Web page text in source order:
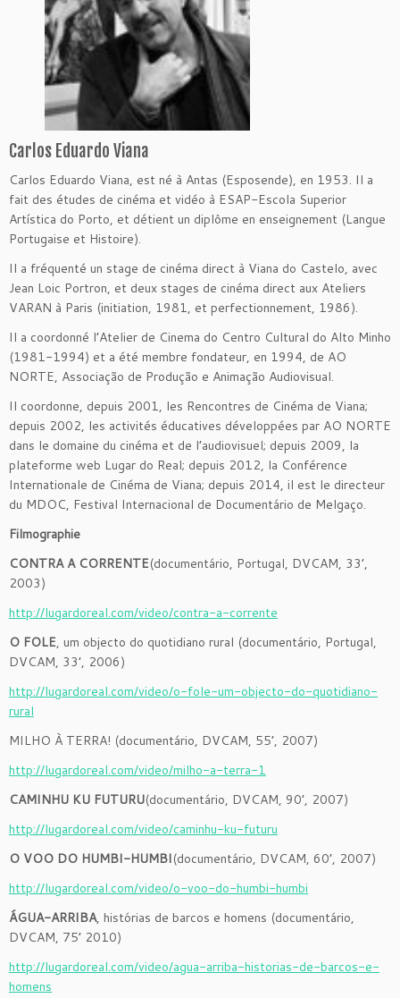
Carlos Eduardo Viana
Carlos Eduardo Viana, est né à Antas (Esposende), en 1953. Il a
fait des études de cinéma et vidéo à ESAP-Escola Superior
Artística do Porto, et détient un diplôme en enseignement (Langue
Portugaise et Histoire).
Il a fréquenté un stage de cinéma direct à Viana do Castelo, avec
Jean Loic Portron, et deux stages de cinéma direct aux Ateliers
VARAN à Paris (initiation, 1981, et perfectionnement, 1986).
Il a coordonné l’Atelier de Cinema do Centro Cultural do Alto Minho
(1981-1994) et a été membre fondateur, en 1994, de AO
NORTE, Associação de Produção e Animação Audiovisual.
Il coordonne, depuis 2001, les Rencontres de Cinéma de Viana;
depuis 2002, les activités éducatives développées par AO NORTE
dans le domaine du cinéma et de l’audiovisuel; depuis 2009, la
plateforme web Lugar do Real; depuis 2012, la Conférence
Internationale de Cinéma de Viana; depuis 2014, il est le directeur
du MDOC, Festival Internacional de Documentário de Melgaço.
Filmographie
CONTRA A CORRENTE(documentário, Portugal, DVCAM, 33’,
2003)
http://lugardoreal.com/video/contra-a-corrente
O FOLE, um objecto do quotidiano rural (documentário, Portugal,
DVCAM, 33’, 2006)
http://lugardoreal.com/video/o-fole-um-objecto-do-quotidiano-
rural
MILHO À TERRA! (documentário, DVCAM, 55’, 2007)
http://lugardoreal.com/video/milho-a-terra-1
CAMINHU KU FUTURU(documentário, DVCAM, 90’, 2007)
http://lugardoreal.com/video/caminhu-ku-futuru
O VOO DO HUMBI-HUMBI(documentário, DVCAM, 60’, 2007)
http://lugardoreal.com/video/o-voo-do-humbi-humbi
ÁGUA-ARRIBA, histórias de barcos e homens (documentário,
DVCAM, 75’ 2010)
http://lugardoreal.com/video/agua-arriba-historias-de-barcos-e-
homens